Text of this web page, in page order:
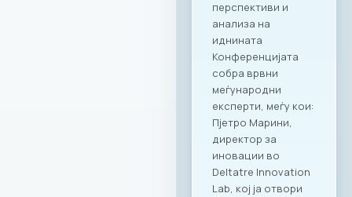
рамките на Ragusa
Group,
овозможувајќи им
на членките избор
на соодветен
амбиент за секоја
пригода: PARK by
RAGUSA GROUP – за
престижни настани
во срцето на
Градскиот парк;
RAGUSA 360 – за